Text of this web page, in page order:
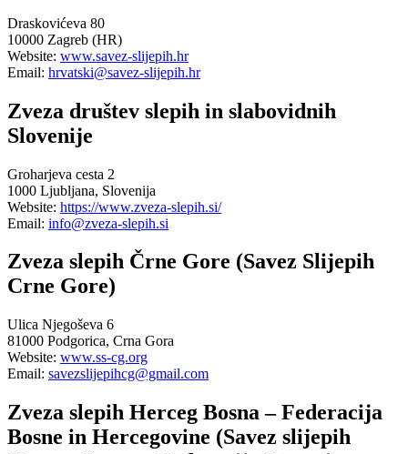
Draskovićeva 80
10000 Zagreb (HR)
Website: www.savez-slijepih.hr
Email: hrvatski@savez-slijepih.hr
Zveza društev slepih in slabovidnih
Slovenije
Groharjeva cesta 2
1000 Ljubljana, Slovenija
Website: https://www.zveza-slepih.si/
Email: info@zveza-slepih.si
Zveza slepih Črne Gore (Savez Slijepih
Crne Gore)
Ulica Njegoševa 6
81000 Podgorica, Crna Gora
Website: www.ss-cg.org
Email: savezslijepihcg@gmail.com
Zveza slepih Herceg Bosna – Federacija
Bosne in Hercegovine (Savez slijepih